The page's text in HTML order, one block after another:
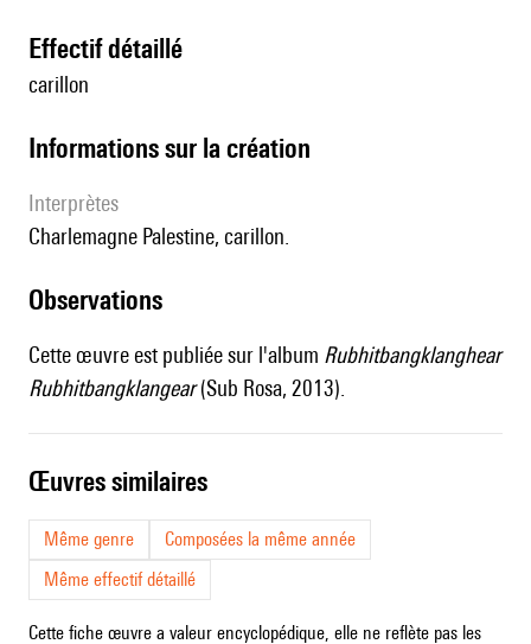
effectif détaillé
carillon
informations sur la création
interprètes
Charlemagne Palestine, carillon.
observations
Cette œuvre est publiée sur l'album Rubhitbangklanghear
Rubhitbangklangear(Sub Rosa, 2013).
œuvres similaires
Même genre
Composées la même année
Même effectif détaillé
Cette fiche œuvre a valeur encyclopédique, elle ne reflète pas les